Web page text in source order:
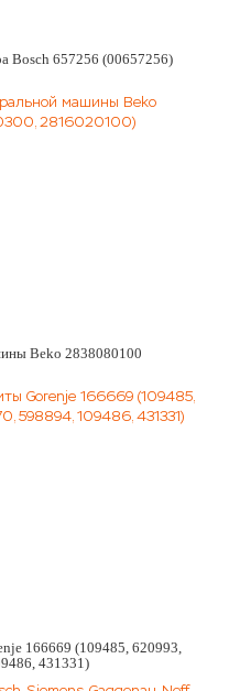
Bosch 657256 (00657256)
Beko 2838080100
166669 (109485, 620993,
431331)